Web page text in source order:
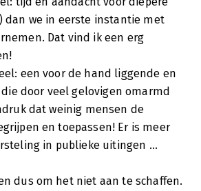
dan we in eerste instantie met
Dat vind ik een erg
een voor de hand liggende en
door veel gelovigen omarmd
dat weinig mensen de
en toepassen! Er is meer
in publieke uitingen ...
dus om het niet aan te schaffen.